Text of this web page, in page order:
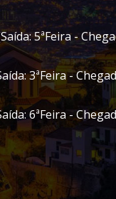
5ªFeira -
3ªFeira -
6ªFeira -